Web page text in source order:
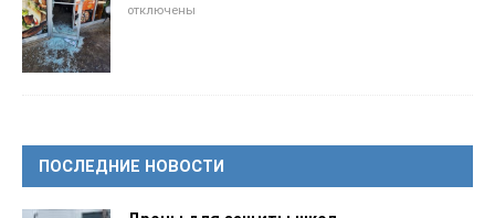
отключены
ПОСЛЕДНИЕ НОВОСТИ